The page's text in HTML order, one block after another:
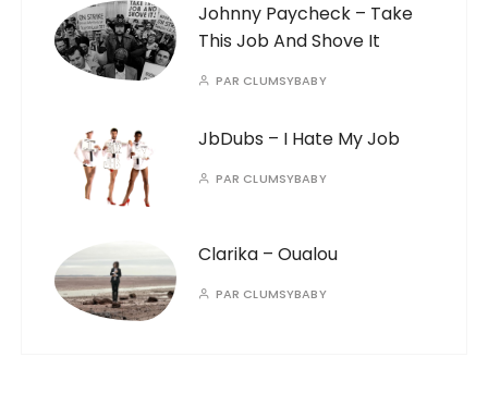
Johnny Paycheck – Take
This Job And Shove It
PAR CLUMSYBABY
JbDubs – I Hate My Job
PAR CLUMSYBABY
Clarika – Oualou
PAR CLUMSYBABY